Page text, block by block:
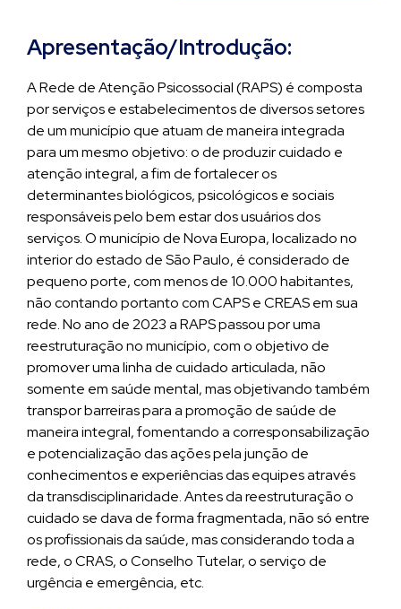
Apresentação/Introdução:
A Rede de Atenção Psicossocial (RAPS) é composta
por serviços e estabelecimentos de diversos setores
de um município que atuam de maneira integrada
para um mesmo objetivo: o de produzir cuidado e
atenção integral, a fim de fortalecer os
determinantes biológicos, psicológicos e sociais
responsáveis pelo bem estar dos usuários dos
serviços. O município de Nova Europa, localizado no
interior do estado de São Paulo, é considerado de
pequeno porte, com menos de 10.000 habitantes,
não contando portanto com CAPS e CREAS em sua
rede. No ano de 2023 a RAPS passou por uma
reestruturação no município, com o objetivo de
promover uma linha de cuidado articulada, não
somente em saúde mental, mas objetivando também
transpor barreiras para a promoção de saúde de
maneira integral, fomentando a corresponsabilização
e potencialização das ações pela junção de
conhecimentos e experiências das equipes através
da transdisciplinaridade. Antes da reestruturação o
cuidado se dava de forma fragmentada, não só entre
os profissionais da saúde, mas considerando toda a
rede, o CRAS, o Conselho Tutelar, o serviço de
urgência e emergência, etc.